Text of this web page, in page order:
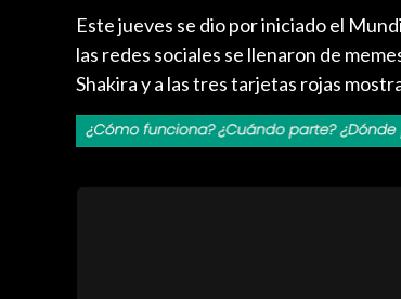
Este jueves se dio por iniciado el
las redes sociales se llenaron de
Shakira y a las tres tarjetas rojas